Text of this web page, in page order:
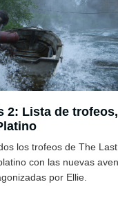
2: Lista de
los trofeos de The
con las nuevas
por Ellie.